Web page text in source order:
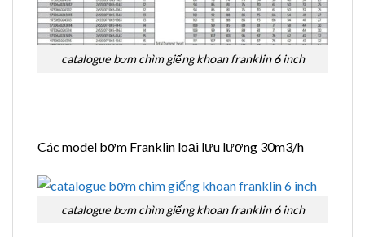
catalogue bơm chìm giếng khoan franklin 6 inch
Các model bơm Franklin loại lưu lượng 30m3/h
catalogue bơm chìm giếng khoan franklin 6 inch